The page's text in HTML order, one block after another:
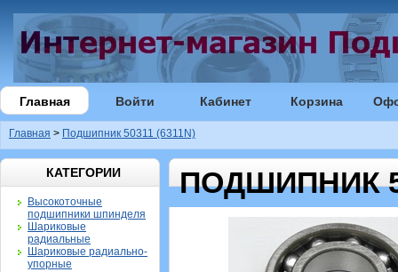
Главная Войти Кабинет Корзина
Главная > Подшипник 50311 (6311N)
КАТЕГОРИИ
Высокоточные
подшипники шпинделя
Шариковые
радиальные
Шариковые радиально-
упорные
ПОДШИПНИК